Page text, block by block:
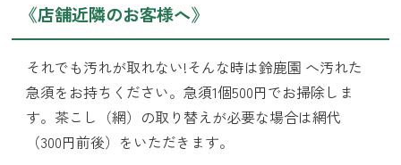
《店舗近隣のお客様へ》
それでも汚れが取れない!そんな時は鈴鹿園 へ汚れた
急須をお持ちください。急須1個500円でお掃除しま
す。茶こし（網）の取り替えが必要な場合は網代
（300円前後）をいただきます。